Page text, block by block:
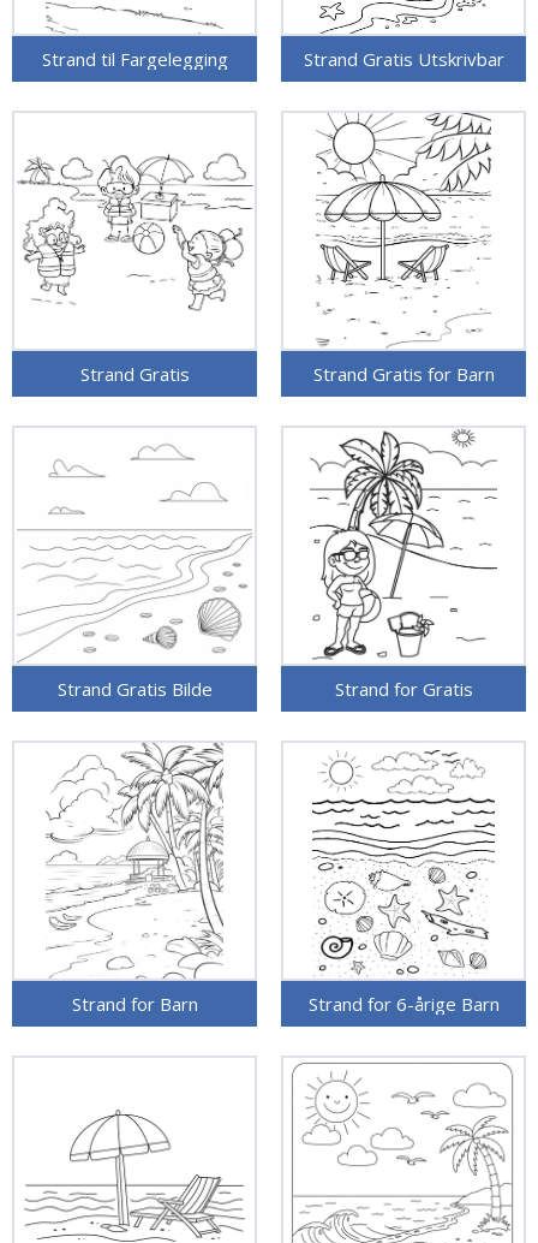
Strand til Fargelegging Strand Gratis Utskrivbar
Strand Gratis Strand Gratis for Barn
Strand Gratis Bilde Strand for Gratis
Strand for Barn Strand for 6-årige Barn